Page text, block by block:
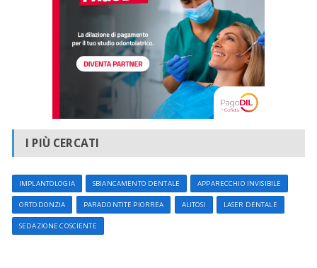
I PIÙ CERCATI
IMPLANTOLOGIA SBIANCAMENTO DENTALE APPARECCHIO INVISIBILE
ORTODONZIA PARADONTITE PIORREA ALITOSI LASER DENTALE
SEDAZIONE COSCIENTE